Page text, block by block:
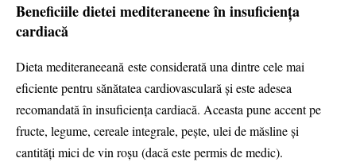
Beneficiile dietei mediteraneene în insuficiența
cardiacă
Dieta mediteraneeană este considerată una dintre cele mai
eficiente pentru sănătatea cardiovasculară și este adesea
recomandată în insuficiența cardiacă. Aceasta pune accent pe
fructe, legume, cereale integrale, pește, ulei de măsline și
cantități mici de vin roșu (dacă este permis de medic).